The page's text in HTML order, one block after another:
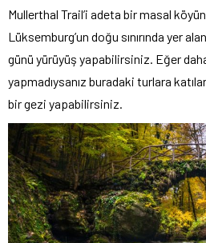
Mullerthal Trail’i adeta bir masal
Lüksemburg’un doğu sınırında yer
günü yürüyüş yapabilirsiniz. Eğer
yapmadıysanız buradaki turlara
bir gezi yapabilirsiniz.